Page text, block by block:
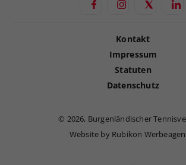
Kontakt
Impressum
Statuten
Datenschutz
© 2026, Burgenländischer
Website by Rubikon